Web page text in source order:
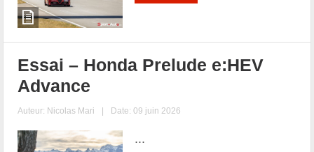
Essai – Honda Prelude e:HEV
Advance
Auteur: Nicolas Mari | Date: 09 juin 2026
...